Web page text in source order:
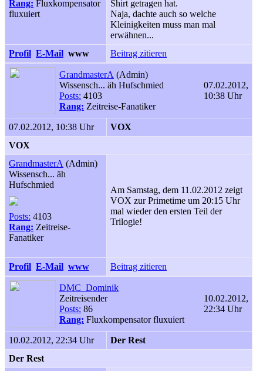
Rang: Fluxkompensator
fluxuiert
Shirt getragen hat.
Naja, dachte auch so welche
Kleinigkeiten muss man mal
erwähnen...
Profil E-Mail www Beitrag zitieren
GrandmasterA (Admin)
Wissensch... äh Hufschmied
Posts: 4103
Rang: Zeitreise-Fanatiker
07.02.2012,
10:38 Uhr
07.02.2012, 10:38 Uhr
VOX
VOX
GrandmasterA (Admin)
Wissensch... äh
Hufschmied
Posts: 4103
Rang: Zeitreise-
Fanatiker
Am Samstag, dem 11.02.2012 zeigt
VOX zur Primetime um 20:15 Uhr
mal wieder den ersten Teil der
Trilogie!
Profil E-Mail www Beitrag zitieren
DMC_Dominik
Zeitreisender
Posts: 86
Rang: Fluxkompensator fluxuiert
10.02.2012,
22:34 Uhr
10.02.2012, 22:34 Uhr
Der Rest
Der Rest